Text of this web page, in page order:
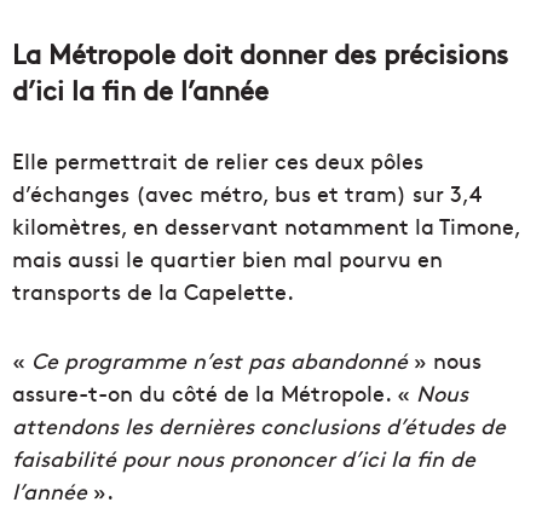
La Métropole doit donner des précisions
d’ici la fin de l’année
Elle permettrait de relier ces deux pôles
d’échanges (avec métro, bus et tram) sur 3,4
kilomètres, en desservant notamment la Timone,
mais aussi le quartier bien mal pourvu en
transports de la Capelette.
« Ce programme n’est pas abandonné» nous
assure-t-on du côté de la Métropole. « Nous
attendons les dernières conclusions d’études de
faisabilité pour nous prononcer d’ici la fin de
l’année».